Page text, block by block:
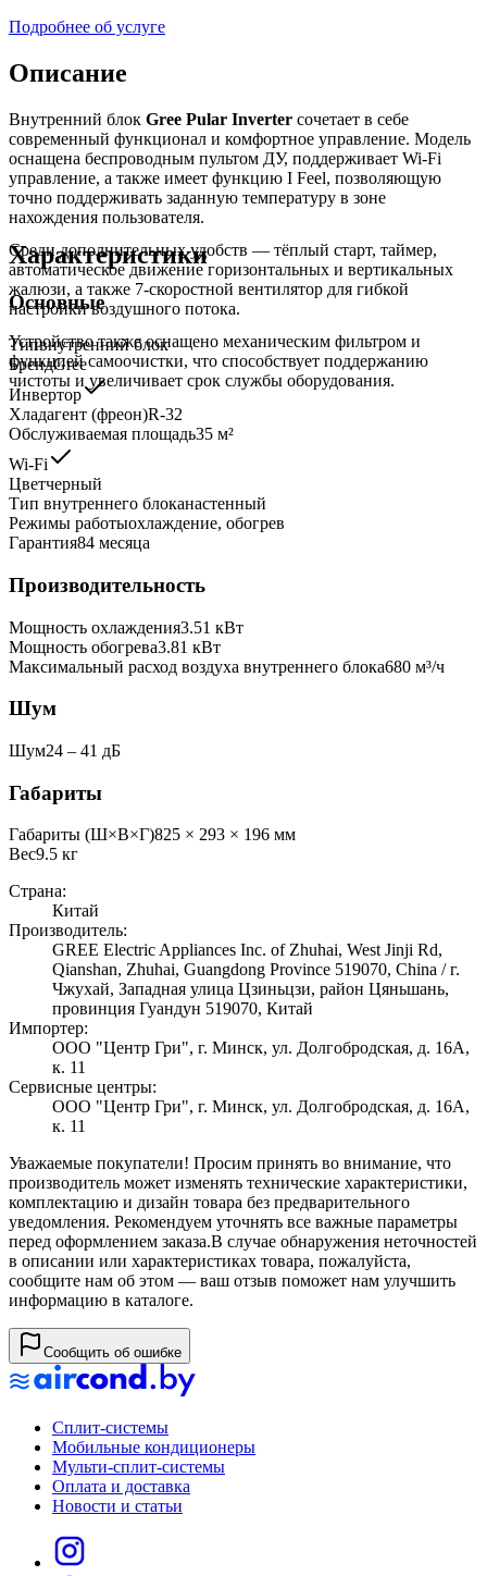
Подробнее об услуге
Описание
Внутренний блок Gree Pular Inverter сочетает в себе
современный функционал и комфортное управление. Модель
оснащена беспроводным пультом ДУ, поддерживает Wi-Fi
управление, а также имеет функцию I Feel, позволяющую
точно поддерживать заданную температуру в зоне
нахождения пользователя.
Среди дополнительных удобств — тёплый старт, таймер,
автоматическое движение горизонтальных и вертикальных
жалюзи, а также 7-скоростной вентилятор для гибкой
настройки воздушного потока.
Устройство также оснащено механическим фильтром и
функцией самоочистки, что способствует поддержанию
чистоты и увеличивает срок службы оборудования.
Характеристики
Основные
Типвнутренний блок
БрендGree
Инвертор
Хладагент (фреон)R-32
Обслуживаемая площадь35 м²
Wi-Fi
Цветчерный
Тип внутреннего блоканастенный
Режимы работыохлаждение, обогрев
Гарантия84 месяца
Производительность
Мощность охлаждения3.51 кВт
Мощность обогрева3.81 кВт
Максимальный расход воздуха внутреннего блока680 м³/ч
Шум
Шум24 ‒ 41 дБ
Габариты
Габариты (Ш×В×Г)825 × 293 × 196 мм
Вес9.5 кг
Страна:
Китай
Производитель:
GREE Electric Appliances Inc. of Zhuhai, West Jinji Rd,
Qianshan, Zhuhai, Guangdong Province 519070, China / г.
Чжухай, Западная улица Цзиньцзи, район Цяньшань,
провинция Гуандун 519070, Китай
Импортер:
ООО "Центр Гри", г. Минск, ул. Долгобродская, д. 16А,
к. 11
Сервисные центры:
ООО "Центр Гри", г. Минск, ул. Долгобродская, д. 16А,
к. 11
Уважаемые покупатели! Просим принять во внимание, что
производитель может изменять технические характеристики,
комплектацию и дизайн товара без предварительного
уведомления. Рекомендуем уточнять все важные параметры
перед оформлением заказа.В случае обнаружения неточностей
в описании или характеристиках товара, пожалуйста,
сообщите нам об этом — ваш отзыв поможет нам улучшить
информацию в каталоге.
Сообщить об ошибке
Сплит-системы
Мобильные кондиционеры
Мульти-сплит-системы
Оплата и доставка
Новости и статьи